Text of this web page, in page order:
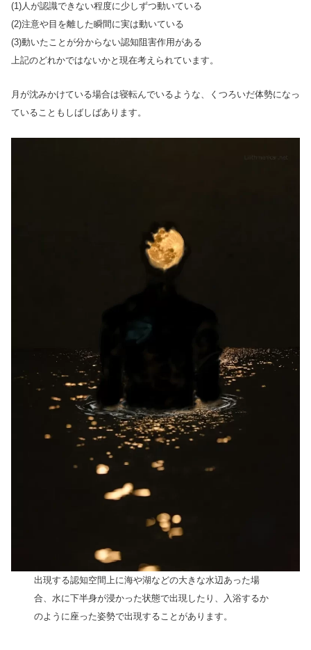
(1)人が認識できない程度に少しずつ動いている
(2)注意や目を離した瞬間に実は動いている
(3)動いたことが分からない認知阻害作用がある
上記のどれかではないかと現在考えられています。
月が沈みかけている場合は寝転んでいるような、くつろいだ体勢になっ
ていることもしばしばあります。
出現する認知空間上に海や湖などの大きな水辺あった場
合、水に下半身が浸かった状態で出現したり、入浴するか
のように座った姿勢で出現することがあります。